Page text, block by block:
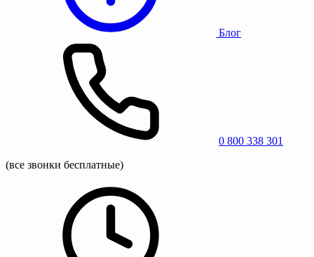
Блог
0 800 338 301
(все звонки бесплатные)